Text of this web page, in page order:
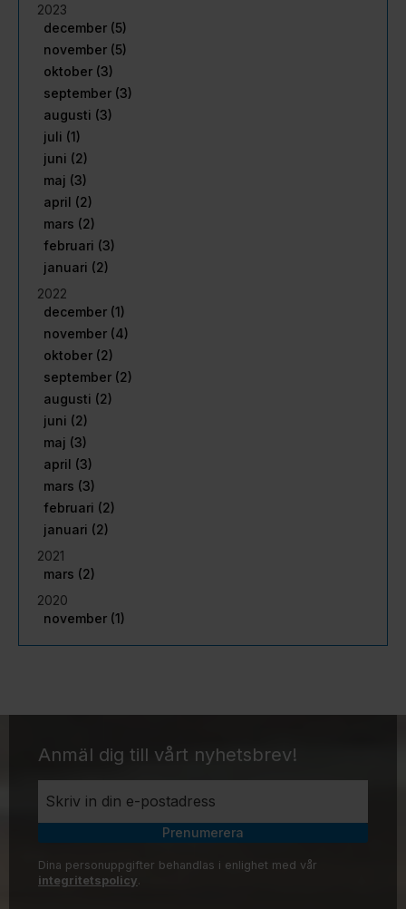
2023
december (5)
november (5)
oktober (3)
september (3)
augusti (3)
juli (1)
juni (2)
maj (3)
april (2)
mars (2)
februari (3)
januari (2)
2022
december (1)
november (4)
oktober (2)
september (2)
augusti (2)
juni (2)
maj (3)
april (3)
mars (3)
februari (2)
januari (2)
2021
mars (2)
2020
november (1)
Anmäl dig till vårt nyhetsbrev!
Prenumerera
Dina personuppgifter behandlas i enlighet med vår
integritetspolicy.